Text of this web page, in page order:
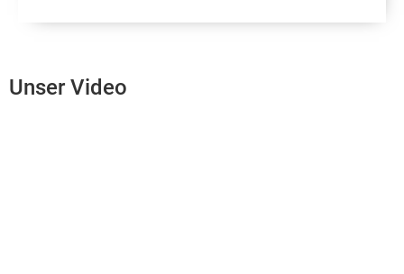
Unser Video